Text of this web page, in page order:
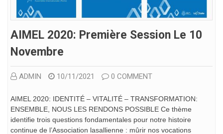
AIMEL 2020: Première Session Le 10
Novembre
ADMIN 10/11/2021 0 COMMENT
AIMEL 2020: IDENTITÉ – VITALITÉ – TRANSFORMATION:
ENSEMBLE, NOUS LES RENDONS POSSIBLE Ce thème
identifie trois questions fondamentales pour notre histoire
continue de l’Association lasallienne : mûrir nos vocations